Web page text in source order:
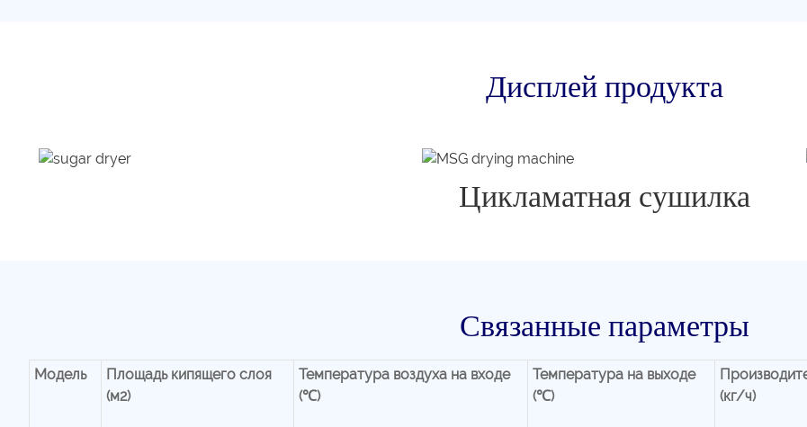
Дисплей продукта
Цикламатная сушилка
Связанные параметры
Модель
Площадь кипящего слоя
(м2)
Температура воздуха на входе
(℃)
Температура на выходе
(℃)
(кг/ч)